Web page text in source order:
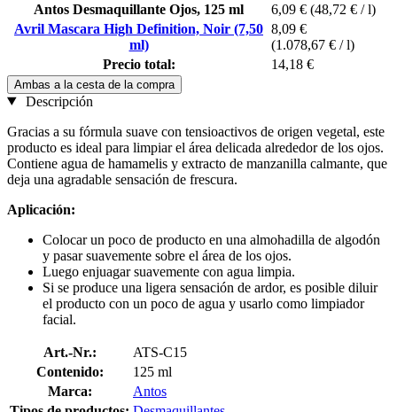
Antos Desmaquillante Ojos, 125 ml 6,09 € (48,72 € / l)
Avril Mascara High Definition, Noir (7,50
ml)
8,09 €
(1.078,67 € / l)
Precio total:
14,18 €
Ambas a la cesta de la compra
Descripción
Gracias a su fórmula suave con tensioactivos de origen vegetal, este
producto es ideal para limpiar el área delicada alrededor de los ojos.
Contiene agua de hamamelis y extracto de manzanilla calmante, que
deja una agradable sensación de frescura.
Aplicación:
Colocar un poco de producto en una almohadilla de algodón
y pasar suavemente sobre el área de los ojos.
Luego enjuagar suavemente con agua limpia.
Si se produce una ligera sensación de ardor, es posible diluir
el producto con un poco de agua y usarlo como limpiador
facial.
Art.-Nr.:
ATS-C15
Contenido:
125 ml
Marca:
Antos